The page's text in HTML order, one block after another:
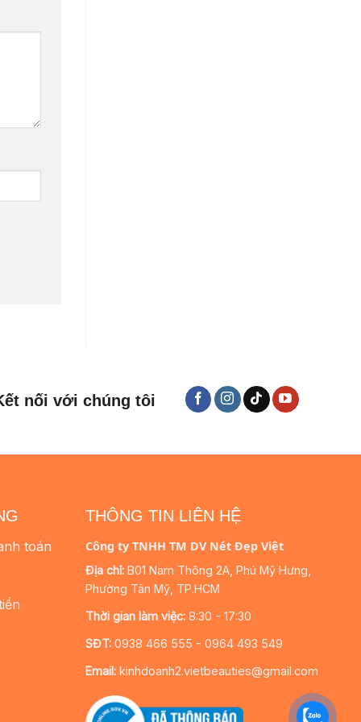
nối với chúng tôi
toán
THÔNG TIN LIÊN HỆ
Công ty TNHH TM DV Nét Đẹp Việt
Địa chỉ:B01 Nam Thông 2A, Phú Mỹ Hưng,
Phường Tân Mỹ, TP.HCM
Thời gian làm việc: 8:30 - 17:30
SĐT: 0938 466 555 - 0964 493 549
Email: kinhdoanh2.vietbeauties@gmail.com